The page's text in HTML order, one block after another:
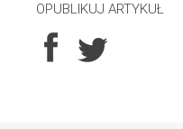
OPUBLIKUJ ARTYKUŁ